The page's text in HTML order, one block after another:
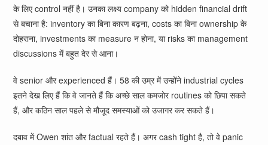
के लिए control नहीं है। उनका लक्ष्य company को hidden financial drift
से बचाना है: inventory का बिना कारण बढ़ना, costs का बिना ownership के
दोहराना, investments का measure न होना, या risks का management
discussions में बहुत देर से आना।
वे senior और experienced हैं। 58 की उम्र में उन्होंने industrial cycles
इतने देख लिए हैं कि वे जानते हैं कि अच्छे साल कमजोर routines को छिपा सकते
हैं, और कठिन साल पहले से मौजूद समस्याओं को उजागर कर सकते हैं।
दबाव में Owen शांत और factual रहते हैं। अगर cash tight है, तो वे panic